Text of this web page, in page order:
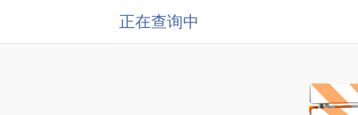
正在查询中